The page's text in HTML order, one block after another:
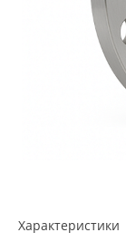
Характеристики